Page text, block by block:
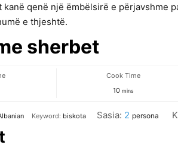
kanë qenë një ëmbëlsirë e përjavshme
e thjeshtë.
sherbet
Cook Time
10minutes
mins
Keyword: biskota Sasia: 2 persona